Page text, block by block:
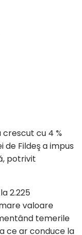
cu 4 %
Fildeş a impus
potrivit
2.225
valoare
temerile
ce ar conduce la